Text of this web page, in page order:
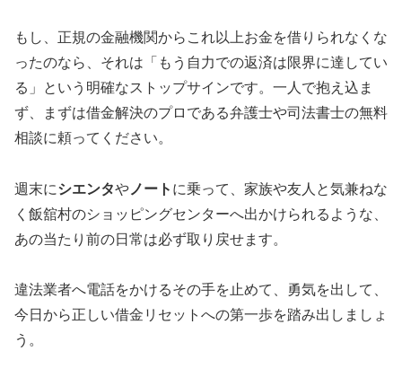
もし、正規の金融機関からこれ以上お金を借りられなくな
ったのなら、それは「もう自力での返済は限界に達してい
る」という明確なストップサインです。一人で抱え込ま
ず、まずは借金解決のプロである弁護士や司法書士の無料
相談に頼ってください。
週末にシエンタや ノート に乗って、家族や友人と気兼ねな
く飯舘村のショッピングセンターへ出かけられるような、
あの当たり前の日常は必ず取り戻せます。
違法業者へ電話をかけるその手を止めて、勇気を出して、
今日から正しい借金リセットへの第一歩を踏み出しましょ
う。